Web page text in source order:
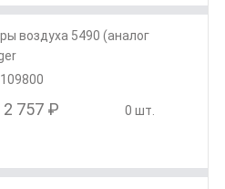
воздуха 5490 (аналог
109800
2 757 ₽ 0 шт.